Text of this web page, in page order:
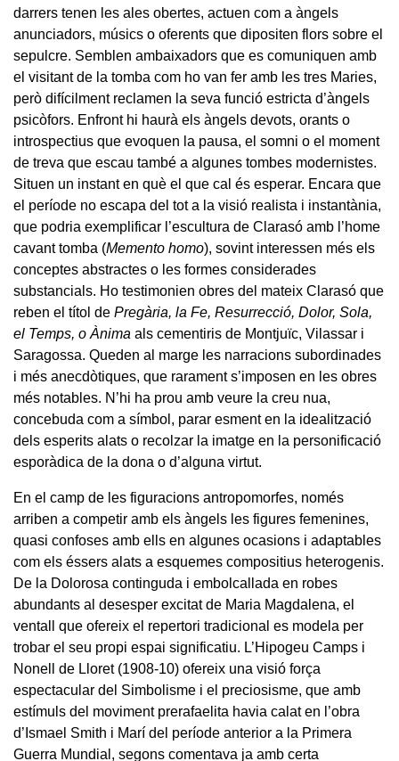
darrers tenen les ales obertes, actuen com a àngels
anunciadors, músics o oferents que dipositen flors sobre el
sepulcre. Semblen ambaixadors que es comuniquen amb
el visitant de la tomba com ho van fer amb les tres Maries,
però difícilment reclamen la seva funció estricta d’àngels
psicòfors. Enfront hi haurà els àngels devots, orants o
introspectius que evoquen la pausa, el somni o el moment
de treva que escau també a algunes tombes modernistes.
Situen un instant en què el que cal és esperar. Encara que
el període no escapa del tot a la visió realista i instantània,
que podria exemplificar l’escultura de Clarasó amb l’home
cavant tomba (Memento homo), sovint interessen més els
conceptes abstractes o les formes considerades
substancials. Ho testimonien obres del mateix Clarasó que
reben el títol de Pregària, la Fe, Resurrecció, Dolor, Sola,
el Temps, o Ànima als cementiris de Montjuïc, Vilassar i
Saragossa. Queden al marge les narracions subordinades
i més anecdòtiques, que rarament s’imposen en les obres
més notables. N’hi ha prou amb veure la creu nua,
concebuda com a símbol, parar esment en la idealització
dels esperits alats o recolzar la imatge en la personificació
esporàdica de la dona o d’alguna virtut.
En el camp de les figuracions antropomorfes, només
arriben a competir amb els àngels les figures femenines,
quasi confoses amb ells en algunes ocasions i adaptables
com els éssers alats a esquemes compositius heterogenis.
De la Dolorosa continguda i embolcallada en robes
abundants al desesper excitat de Maria Magdalena, el
ventall que ofereix el repertori tradicional es modela per
trobar el seu propi espai significatiu. L’Hipogeu Camps i
Nonell de Lloret (1908-10) ofereix una visió força
espectacular del Simbolisme i el preciosisme, que amb
estímuls del moviment prerafaelita havia calat en l’obra
d’Ismael Smith i Marí del període anterior a la Primera
Guerra Mundial, segons comentava ja amb certa